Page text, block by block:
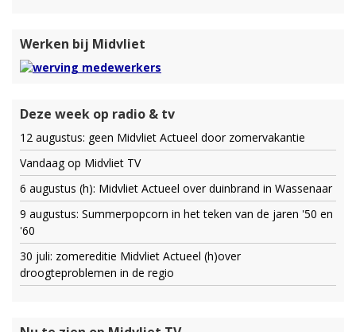
Werken bij Midvliet
Deze week op radio & tv
12 augustus: geen Midvliet Actueel door zomervakantie
Vandaag op Midvliet TV
6 augustus (h): Midvliet Actueel over duinbrand in Wassenaar
9 augustus: Summerpopcorn in het teken van de jaren '50 en
'60
30 juli: zomereditie Midvliet Actueel (h)over
droogteproblemen in de regio